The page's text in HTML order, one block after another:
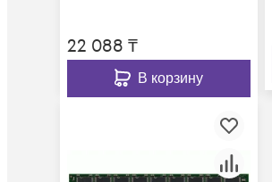
22 088 ₸
В корзину